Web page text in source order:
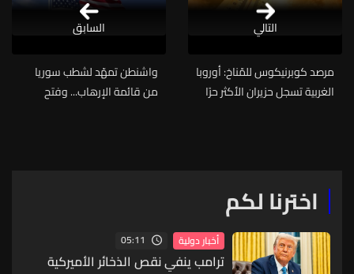
التالي
مرصد كوبرنيكوس للمّناخ: أوروبا
الغربية تسجل حزيران الأكثر حرًا
واشنطن تمهّد لشطب سوريا
من قائمة الإرهاب... وفتح
السابق
اخترنا لكم
أخبار دولية 05:11
ترامب ينفي نقص الذخائر الأميركية